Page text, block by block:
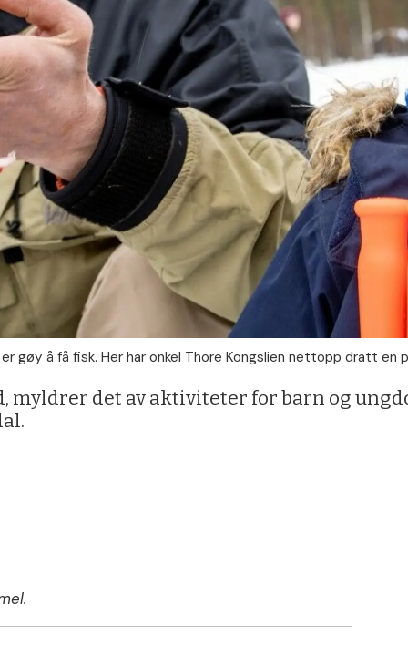
gøy å få fisk. Her har onkel Thore Kongslien nettopp dratt en
myldrer det av aktiviteter for barn og